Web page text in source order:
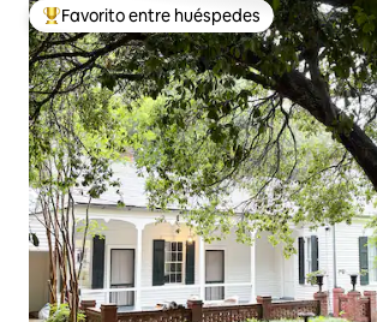
De los mejores en Favorito entre huéspedes
Favorito entre huéspedes